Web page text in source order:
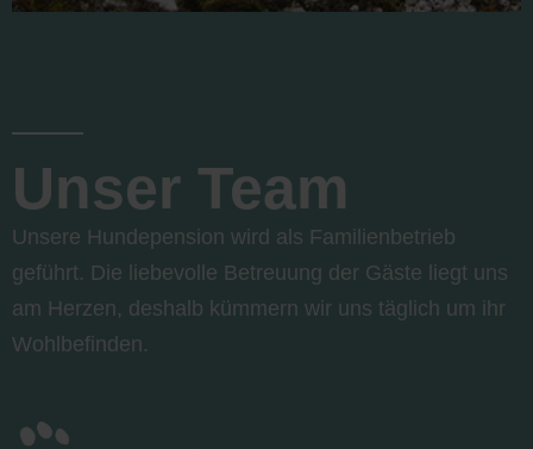
Unser Team
Unsere Hundepension wird als Familienbetrieb
geführt. Die liebevolle Betreuung der Gäste liegt uns
am Herzen, deshalb kümmern wir uns täglich um ihr
Wohlbefinden.